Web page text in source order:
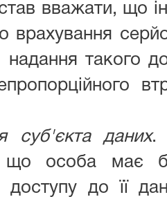
вважати, що
врахування
надання такого
суб'єкта даних.
що особа має
доступу до її